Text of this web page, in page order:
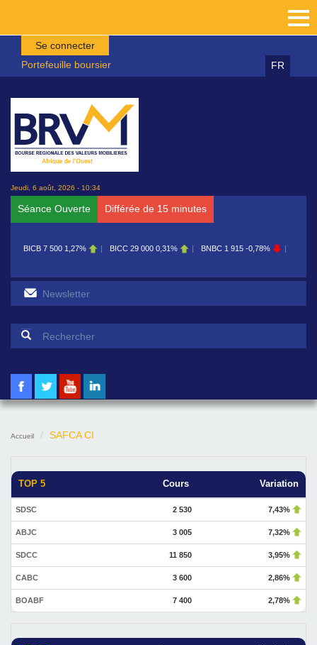
Aller au contenu principal
Se connecter
Portefeuille boursier
FR
Jeudi, 6 août, 2026 - 10:34
Séance Ouverte Différée de 15 minutes
BICC 29 000 0,31% BNBC 1 915 -0,78% BOAB 8 700 0,00%
Formulaire de recherche
Accueil SAFCA CI
TOP 5 Cours Variation
SDSC 2 530 7,43%
ABJC 3 005 7,32%
SDCC 11 850 3,95%
CABC 3 600 2,86%
BOABF 7 400 2,78%